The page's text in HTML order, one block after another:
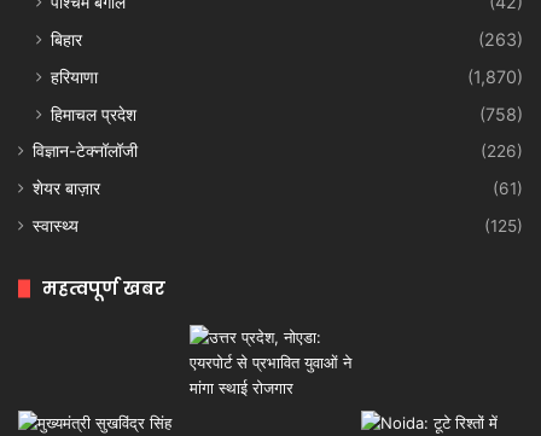
बिहार
(263)
हरियाणा
(1,870)
हिमाचल प्रदेश
(758)
विज्ञान-टेक्नॉलॉजी
(226)
शेयर बाज़ार
(61)
स्वास्थ्य
(125)
महत्वपूर्ण खबर